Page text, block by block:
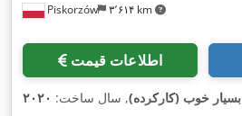
Piskorzów ۳٬۶۱۴ km
اطلاعات قیمت
بسیار خوب (کارکرده), سال ساخت: ۲۰۲۰